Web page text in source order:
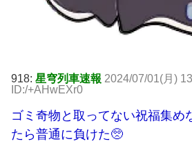
918: 星穹列車速報 2024/07/01(月)
ID:/+AHwEXr0
ゴミ奇物と取ってない祝福集め
たら普通に負けた🥺